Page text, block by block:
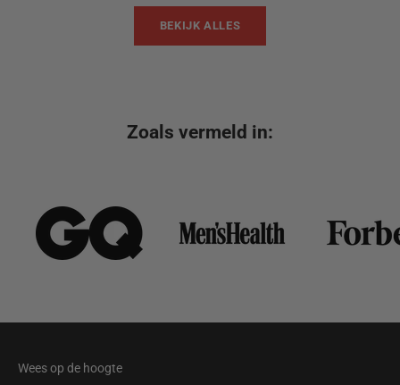
BEKIJK ALLES
Zoals vermeld in:
Wees op de hoogte